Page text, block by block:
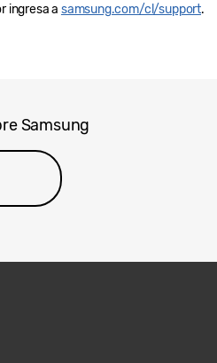
ingresa a samsung.com/cl/support.
Samsung